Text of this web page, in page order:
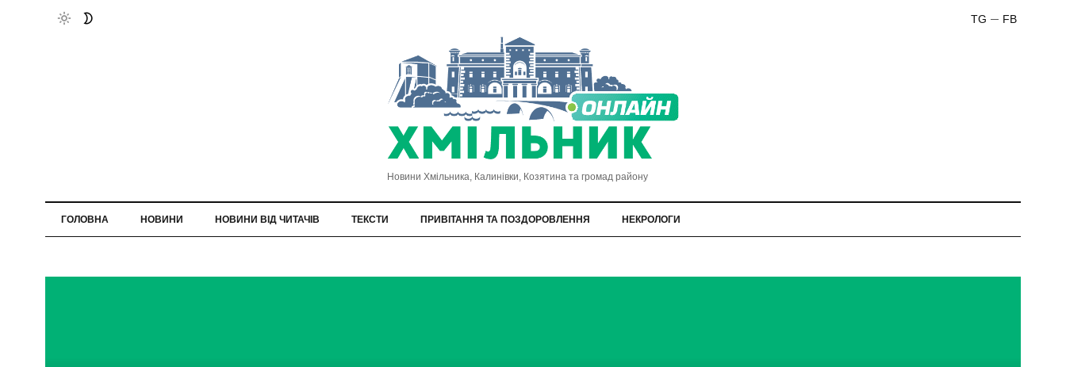
FB
TG
Новини Хмільника, Калинівки, Козятина та громад району
ГОЛОВНА НОВИНИ НОВИНИ ВІД ЧИТАЧІВ ТЕКСТИ ПРИВІТАННЯ ТА ПОЗДОРОВЛЕННЯ НЕКРОЛОГИ